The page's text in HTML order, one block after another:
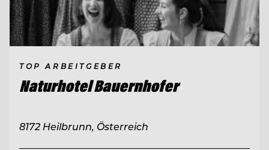
TOP ARBEITGEBER
Naturhotel Bauernhofer
8172 Heilbrunn, Österreich